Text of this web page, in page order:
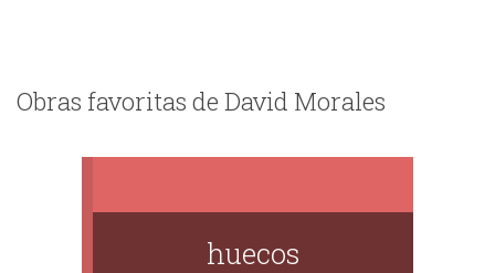
Obras favoritas de David Morales
huecos